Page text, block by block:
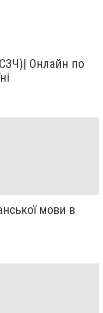
Онлайн по
мови в